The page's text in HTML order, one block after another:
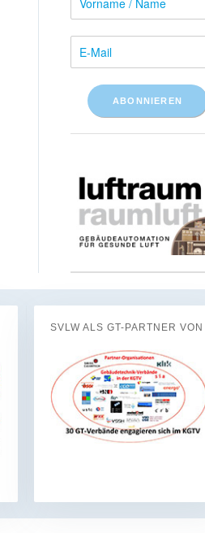
SVLW ALS GT-PARTNER VON